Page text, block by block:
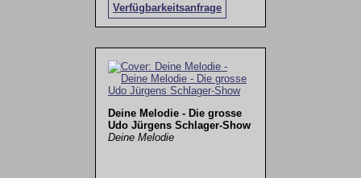
Verfügbarkeitsanfrage
Deine Melodie - Die grosse
Udo Jürgens Schlager-Show
Deine Melodie